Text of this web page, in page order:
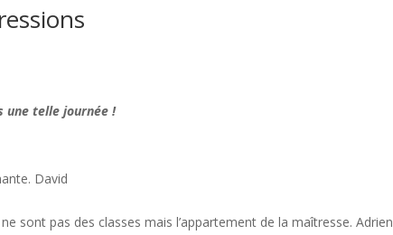
une telle journée !
David
sont pas des classes mais l’appartement de la maîtresse. Adrien